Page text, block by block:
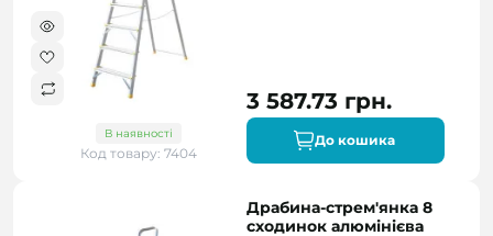
В наявності
Код товару: 7404
3 587.73 грн.
До кошика
Драбина-стрем'янка 8
сходинок алюмінієва